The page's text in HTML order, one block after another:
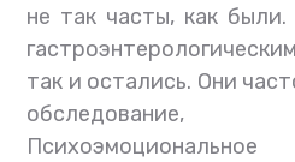
не так часты, как
так и остались. Они